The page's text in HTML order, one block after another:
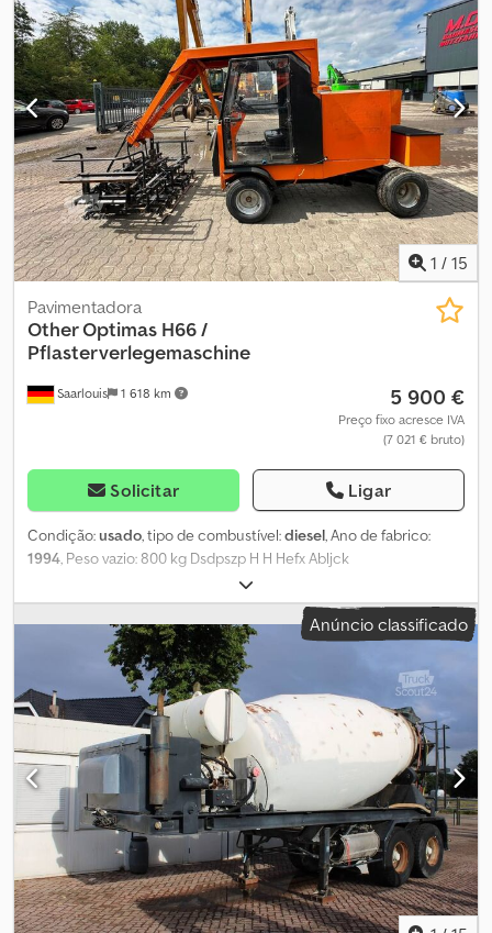
1 / 15
Saarlouis 1 618 km
Pavimentadora
Other Optimas H66 /
Pflasterverlegemaschine
5 900 €
Preço fixo acresce IVA
(7 021 € bruto)
Solicitar Ligar
Condição:usado, tipo de combustível:diesel, Ano de fabrico:
1994, Peso vazio: 800 kg Dsdpszp H H Hefx Abljck
Anúncio classificado